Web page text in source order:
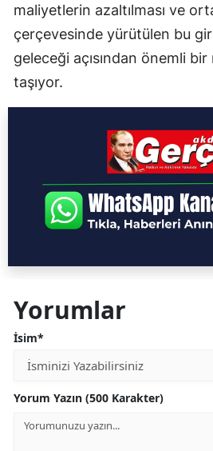
maliyetlerin azaltılması ve
çerçevesinde yürütülen bu
geleceği açısından önemli
taşıyor.
Yorumlar
İsim*
Yorum Yazın (500 Karakter)